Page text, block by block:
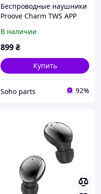
Беспроводные наушники
Proove Charm TWS APP
(Серебристый)
В наличии
899₴
Купить
Soho parts 92%